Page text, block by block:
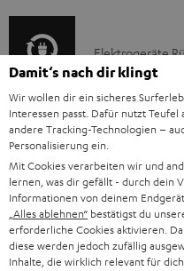
i
o
n
e
n
z
u
m
r
m
a
t
i
o
n
e
E
l
e
k
t
r
o
g
Elektrogeräte
A
u
d
i
o
K
o
Persönliche
+49 (0) 30 / 217
Damit‘s nach dir klingt
Wir wollen dir ein sicheres
Interessen passt. Dafür nutzt
andere Tracking-Technologien –
Personalisierung ein.
Mit Cookies verarbeiten wir und
lernen, was dir gefällt - durch dein
Informationen von deinem
„Alles ablehnen“ bestätigst du
erforderliche Cookies aktivieren.
diese werden jedoch zufällig
Inhalte, die wirklich relevant für